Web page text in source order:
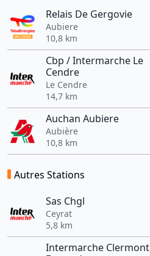
Relais De Gergovie
Aubiere
10,8 km
Cbp / Intermarche Le
Cendre
Le Cendre
14,7 km
Auchan Aubiere
Aubière
10,8 km
Autres Stations
Sas Chgl
Ceyrat
5,8 km
Intermarche Clermont